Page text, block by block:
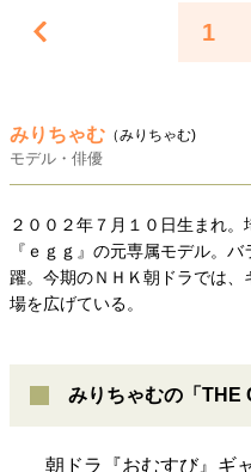
1
みりちゃむ （みりちゃむ)
モデル・俳優
２００２年７月１０日生まれ。
『ｅｇｇ』の元専属モデル。
躍。今期のＮＨＫ朝ドラでは
場を広げている。
みりちゃむの「THE
朝ドラ『おむすび』ギ